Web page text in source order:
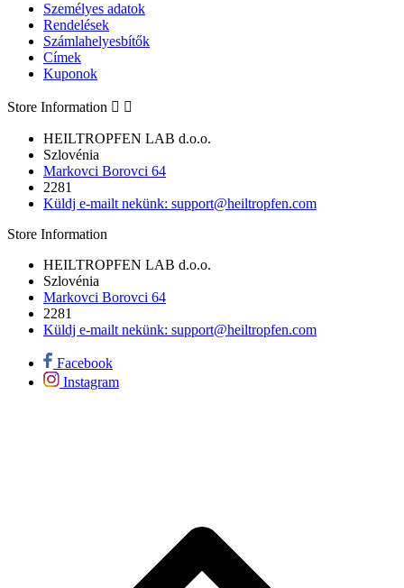
Személyes adatok
Rendelések
Számlahelyesbítők
Címek
Kuponok
Store Information  
HEILTROPFEN LAB d.o.o.
Szlovénia
Markovci Borovci 64
2281
Küldj e-mailt nekünk: support@heiltropfen.com
Store Information
HEILTROPFEN LAB d.o.o.
Szlovénia
Markovci Borovci 64
2281
Küldj e-mailt nekünk: support@heiltropfen.com
Facebook
Instagram